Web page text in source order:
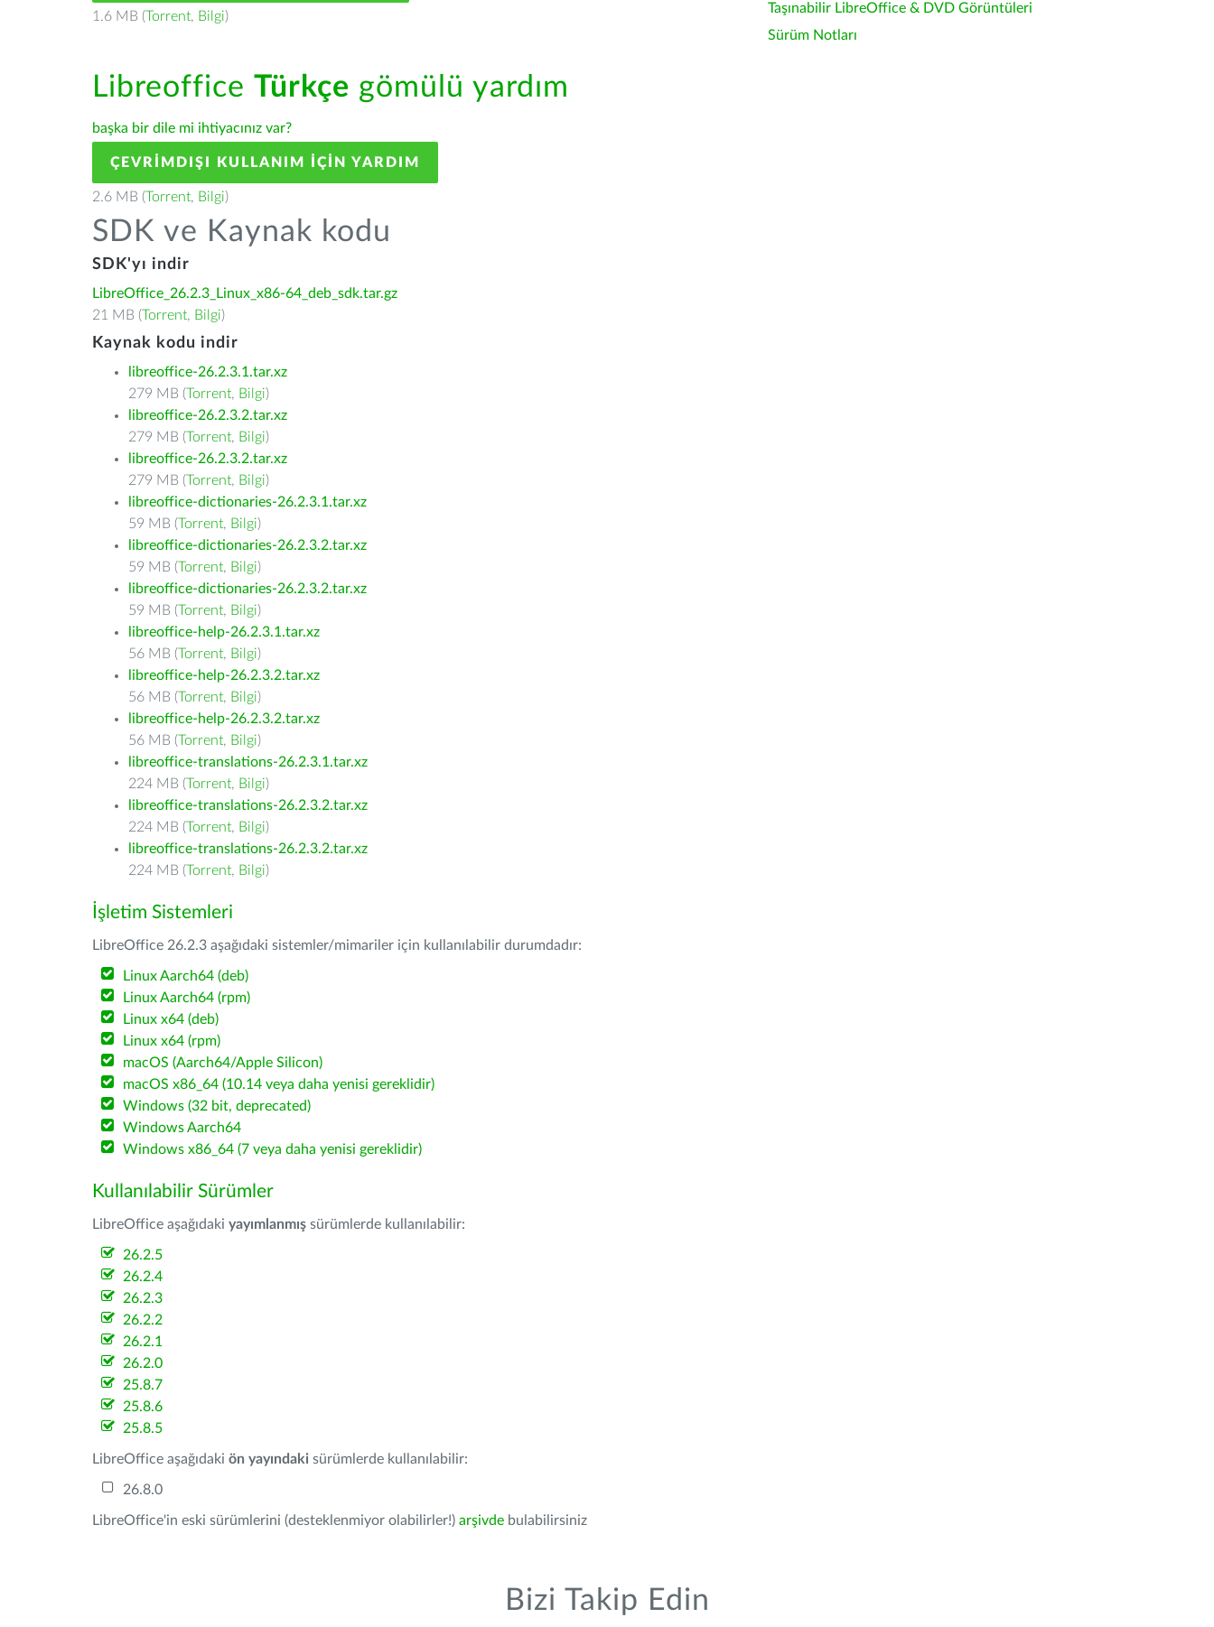
1.6 MB (Torrent, Bilgi)
Libreoffice Türkçe gömülü yardım
başka bir dile mi ihtiyacınız var?
ÇEVRIMDIŞI KULLANIM IÇIN YARDIM
2.6 MB (Torrent, Bilgi)
SDK ve Kaynak kodu
SDK'yı indir
LibreOffice_26.2.3_Linux_x86-64_deb_sdk.tar.gz
21 MB (Torrent, Bilgi)
Kaynak kodu indir
libreoffice-26.2.3.1.tar.xz
279 MB (Torrent, Bilgi)
libreoffice-26.2.3.2.tar.xz
279 MB (Torrent, Bilgi)
libreoffice-26.2.3.2.tar.xz
279 MB (Torrent, Bilgi)
libreoffice-dictionaries-26.2.3.1.tar.xz
59 MB (Torrent, Bilgi)
libreoffice-dictionaries-26.2.3.2.tar.xz
59 MB (Torrent, Bilgi)
libreoffice-dictionaries-26.2.3.2.tar.xz
59 MB (Torrent, Bilgi)
libreoffice-help-26.2.3.1.tar.xz
56 MB (Torrent, Bilgi)
libreoffice-help-26.2.3.2.tar.xz
56 MB (Torrent, Bilgi)
libreoffice-help-26.2.3.2.tar.xz
56 MB (Torrent, Bilgi)
libreoffice-translations-26.2.3.1.tar.xz
224 MB (Torrent, Bilgi)
libreoffice-translations-26.2.3.2.tar.xz
224 MB (Torrent, Bilgi)
libreoffice-translations-26.2.3.2.tar.xz
224 MB (Torrent, Bilgi)
İşletim Sistemleri
LibreOffice 26.2.3 aşağıdaki sistemler/mimariler için kullanılabilir durumdadır:
Linux Aarch64 (deb)
Linux Aarch64 (rpm)
Linux x64 (deb)
Linux x64 (rpm)
macOS (Aarch64/Apple Silicon)
macOS x86_64 (10.14 veya daha yenisi gereklidir)
Windows (32 bit, deprecated)
Windows Aarch64
Windows x86_64 (7 veya daha yenisi gereklidir)
Kullanılabilir Sürümler
LibreOffice aşağıdaki yayımlanmış sürümlerde kullanılabilir:
26.2.5
26.2.4
26.2.3
26.2.2
26.2.1
26.2.0
25.8.7
25.8.6
25.8.5
LibreOffice aşağıdaki ön yayındaki sürümlerde kullanılabilir:
26.8.0
LibreOffice'in eski sürümlerini (desteklenmiyor olabilirler!) arşivde bulabilirsiniz
Taşınabilir LibreOffice & DVD Görüntüleri
Sürüm Notları
Bizi Takip Edin